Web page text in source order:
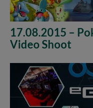
17.08.2015 –
Video Shoot